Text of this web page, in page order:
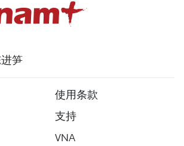
笋
使用条款
支持
VNA